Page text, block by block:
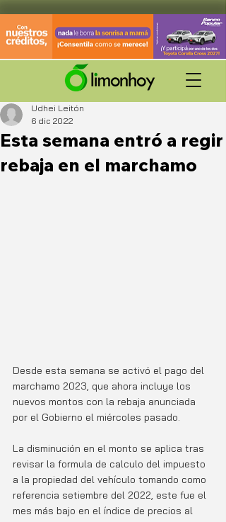
Esta semana entró a regir
rebaja en el marchamo
Udhei Leitón
6 dic 2022
Desde esta semana se activó el pago del
marchamo 2023, que ahora incluye los
nuevos montos con la rebaja anunciada
por el Gobierno el miércoles pasado.
La disminución en el monto se aplica tras
revisar la formula de calculo del impuesto
a la propiedad del vehículo tomando como
referencia setiembre del 2022, este fue el
mes más bajo en el índice de precios al